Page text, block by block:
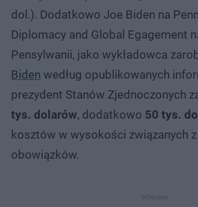
dol.). Dodatkowo Joe Biden na
Diplomacy and Global Egagement
Pensylwanii, jako wykładowca
Biden według opublikowanych
prezydent Stanów Zjednoczonych
tys. dolarów, dodatkowo 50 tys.
kosztów w wysokości związanych
obowiązków.